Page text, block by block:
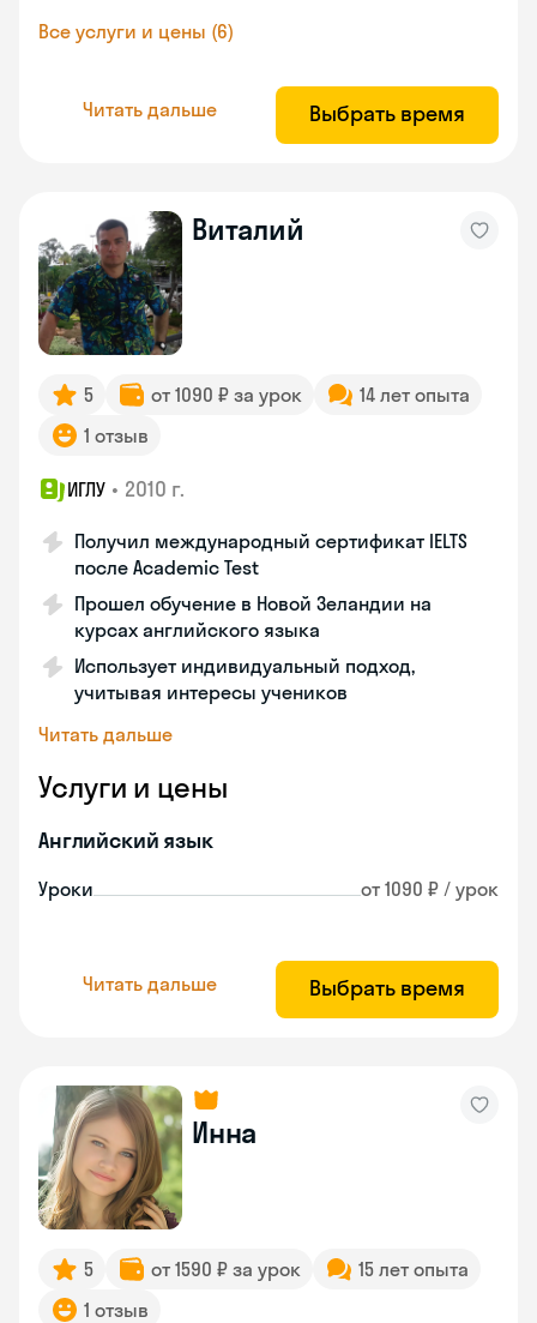
Все услуги и цены (6)
Читать дальше Выбрать время
Виталий
5 от 1090 ₽ за урок
14 лет опыта
1 отзыв
ИГЛУ • 2010 г.
Получил международный сертификат IELTS
после Academic Test
Прошел обучение в Новой Зеландии на
курсах английского языка
Использует индивидуальный подход,
учитывая интересы учеников
Читать дальше
Услуги и цены
Английский язык
Уроки от 1090 ₽ / урок
Читать дальше Выбрать время
Инна
5 от 1590 ₽ за урок
15 лет опыта
1 отзыв